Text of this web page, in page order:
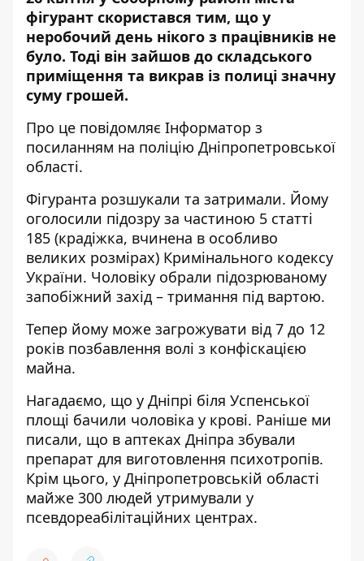
фігурант скористався тим, що у
неробочий день нікого з працівників не
було. Тоді він зайшов до складського
приміщення та викрав із полиці значну
суму грошей.
Про це повідомляє Інформатор з
посиланням на поліцію Дніпропетровської
області.
Фігуранта розшукали та затримали. Йому
оголосили підозру за частиною 5 статті
185 (крадіжка, вчинена в особливо
великих розмірах) Кримінального кодексу
України. Чоловіку обрали підозрюваному
запобіжний захід – тримання під вартою.
Тепер йому може загрожувати від 7 до 12
років позбавлення волі з конфіскацією
майна.
Нагадаємо, що у Дніпрі біля Успенської
площі бачили чоловіка у крові. Раніше ми
писали, що в аптеках Дніпра збували
препарат для виготовлення психотропів.
Крім цього, у Дніпропетровській області
майже 300 людей утримували у
псевдореабілітаційних центрах.